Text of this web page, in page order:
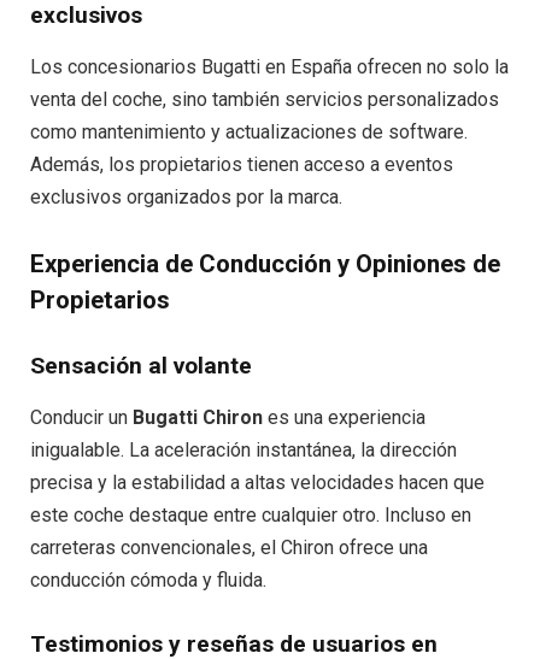
exclusivos
Los concesionarios Bugatti en España ofrecen no solo la
venta del coche, sino también servicios personalizados
como mantenimiento y actualizaciones de software.
Además, los propietarios tienen acceso a eventos
exclusivos organizados por la marca.
Experiencia de Conducción y Opiniones de
Propietarios
Sensación al volante
Conducir un Bugatti Chiron es una experiencia
inigualable. La aceleración instantánea, la dirección
precisa y la estabilidad a altas velocidades hacen que
este coche destaque entre cualquier otro. Incluso en
carreteras convencionales, el Chiron ofrece una
conducción cómoda y fluida.
Testimonios y reseñas de usuarios en